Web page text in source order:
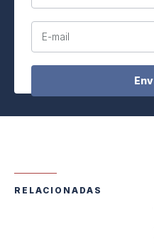
E-mail
RELACIONADAS